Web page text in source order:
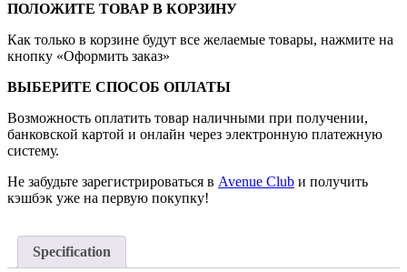
ПОЛОЖИТЕ ТОВАР В КОРЗИНУ
Как только в корзине будут все желаемые товары, нажмите на
кнопку «Оформить заказ»
ВЫБЕРИТЕ СПОСОБ ОПЛАТЫ
Возможность оплатить товар наличными при получении,
банковской картой и онлайн через электронную платежную
систему.
Не забудьте зарегистрироваться в Avenue Club и получить
кэшбэк уже на первую покупку!
Specification